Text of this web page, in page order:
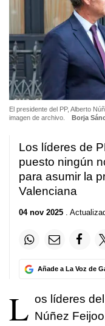
El presidente del PP, Alberto
imagen de archivo.
Borja
Los líderes de
puesto ningún
para asumir la
Valenciana
04 nov 2025 .
Añade a La Voz de
L os líderes
Núñez